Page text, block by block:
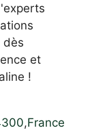
dès
et
!
,France